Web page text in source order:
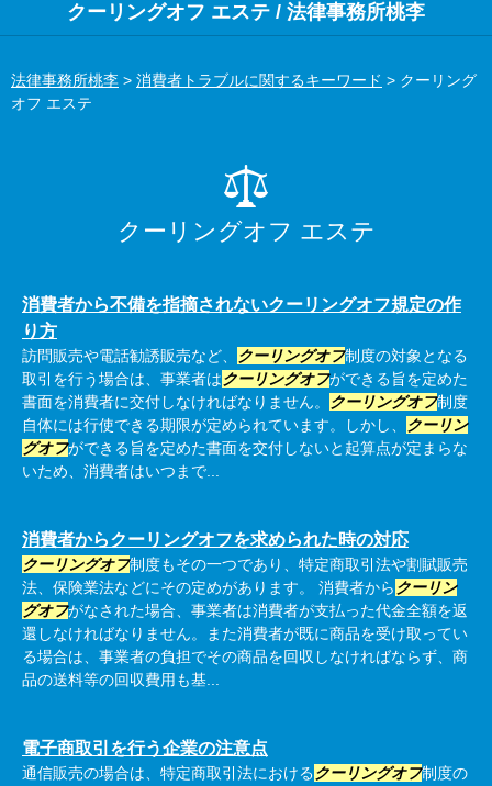
クーリングオフ エステ / 法律事務所桃李
法律事務所桃李 > 消費者トラブルに関するキーワード > クーリング
オフ エステ
クーリングオフ エステ
消費者から不備を指摘されないクーリングオフ規定の作
り方
訪問販売や電話勧誘販売など、 クーリングオフ制度の対象となる
取引を行う場合は、事業者はクーリングオフができる旨を定めた
書面を消費者に交付しなければなりません。
クーリングオフ制度
自体には行使できる期限が定められています。しかし、
クーリン
グオフができる旨を定めた書面を交付しないと起算点が定まらな
いため、消費者はいつまで...
消費者からクーリングオフを求められた時の対応
クーリングオフ制度もその一つであり、特定商取引法や割賦販売
法、保険業法などにその定めがあります。 消費者から クーリン
グオフがなされた場合、事業者は消費者が支払った代金全額を返
還しなければなりません。また消費者が既に商品を受け取ってい
る場合は、事業者の負担でその商品を回収しなければならず、商
品の送料等の回収費用も基...
電子商取引を行う企業の注意点
通信販売の場合は、特定商取引法におけるクーリングオフ制度の